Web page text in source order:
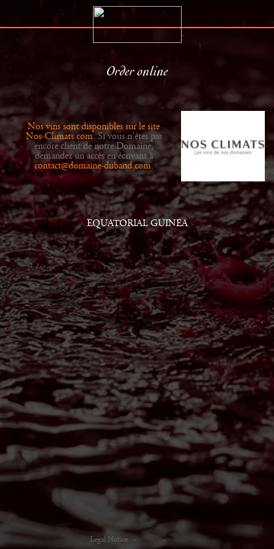
History
Wines
News
Order online
Nos vins sont disponibles sur le site
Nos-Climats.com. Si vous n'êtes pas
encore client de notre Domaine,
demandez un accès en écrivant à
contact@domaine-duband.com.
EQUATORIAL GUINEA
Legal Notice